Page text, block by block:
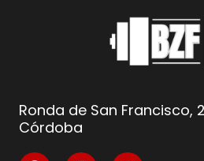
Ronda de San Francisco,
Córdoba